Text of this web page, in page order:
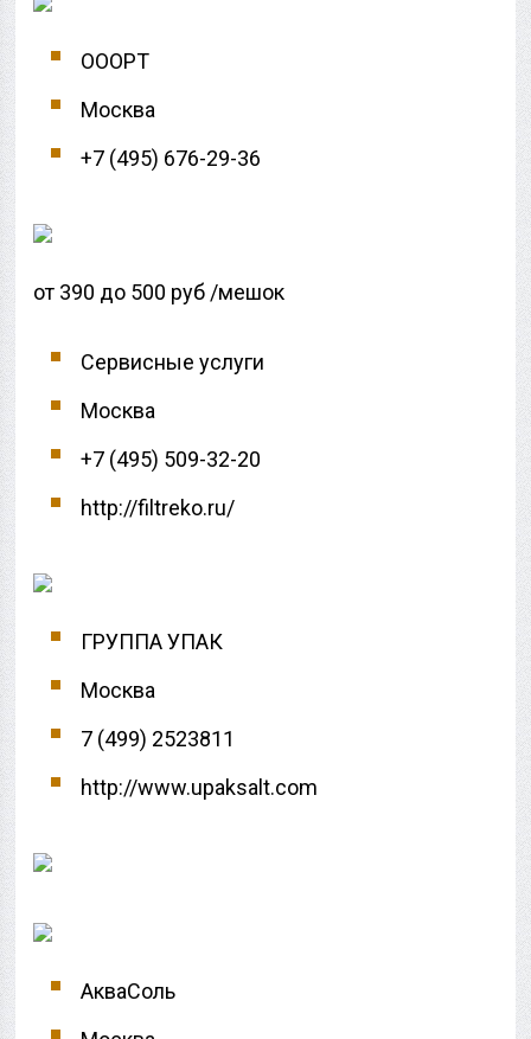
ОООРТ
Москва
+7 (495) 676-29-36
от 390 до 500 руб /мешок
Сервисные услуги
Москва
+7 (495) 509-32-20
http://filtreko.ru/
ГРУППА УПАК
Москва
7 (499) 2523811
http://www.upaksalt.com
АкваСоль